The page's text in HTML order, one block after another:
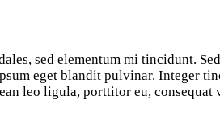
eget blandit pulvinar. Integer
leo ligula, porttitor eu, consequat